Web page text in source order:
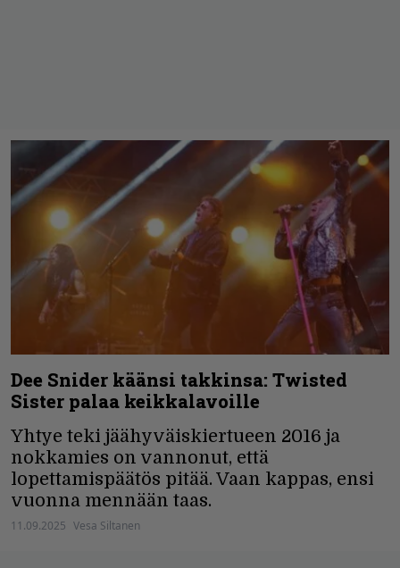
Dee Snider käänsi takkinsa: Twisted
Sister palaa keikkalavoille
Yhtye teki jäähyväiskiertueen 2016 ja
nokkamies on vannonut, että
lopettamispäätös pitää. Vaan kappas, ensi
vuonna mennään taas.
11.09.2025 Vesa Siltanen